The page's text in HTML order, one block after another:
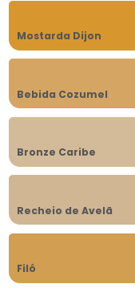
Mostarda Dijon
Bebida Cozumel
Bronze Caribe
Recheio de Avelã
Filó